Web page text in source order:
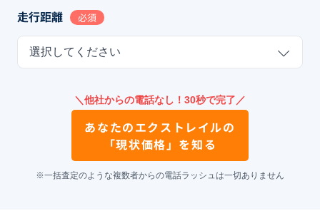
走行距離 必須
選択してください
＼他社からの電話なし！30秒で完了／
あなたのエクストレイルの
「現状価格」を知る
※一括査定のような複数者からの電話ラッシュは一切ありません